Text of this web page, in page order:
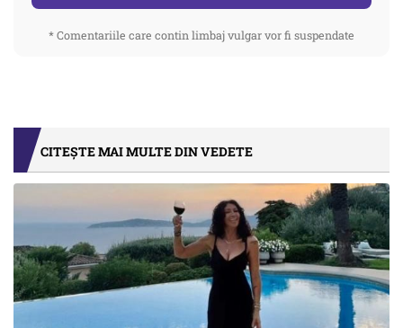
* Comentariile care contin limbaj vulgar vor fi suspendate
CITEȘTE MAI MULTE DIN VEDETE